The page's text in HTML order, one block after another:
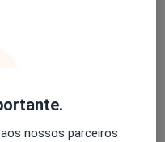
Da Convexidade
nossos parceiros